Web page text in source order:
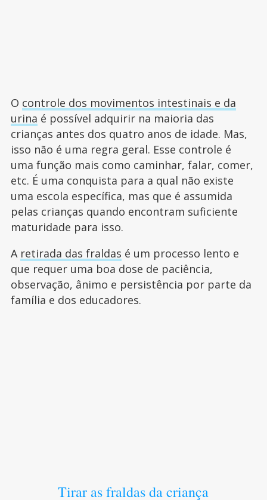
O controle dos movimentos intestinais e da
urina é possível adquirir na maioria das
crianças antes dos quatro anos de idade. Mas,
isso não é uma regra geral. Esse controle é
uma função mais como caminhar, falar, comer,
etc. É uma conquista para a qual não existe
uma escola específica, mas que é assumida
pelas crianças quando encontram suficiente
maturidade para isso.
A retirada das fraldas é um processo lento e
que requer uma boa dose de paciência,
observação, ânimo e persistência por parte da
família e dos educadores.
Tirar as fraldas da criança